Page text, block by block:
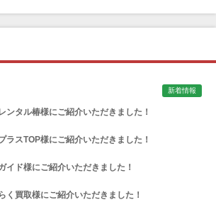
イス）
新着情報
ンタル椿様にご紹介いただきました！
ラスTOP様にご紹介いただきました！
イド様にご紹介いただきました！
く買取様にご紹介いただきました！